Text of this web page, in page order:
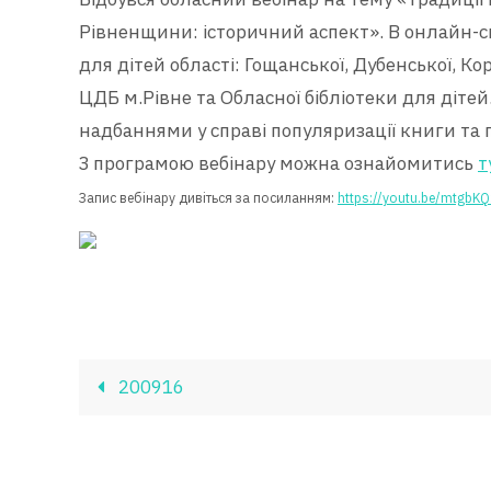
Рівненщини: історичний аспект». В онлайн-
для дітей області: Гощанської, Дубенської,
ЦДБ м.Рівне та Обласної бібліотеки для
надбаннями у справі популяризації книги
З програмою вебінару можна ознайомитись
Запис вебінару дивіться за посиланням: https://youtu.be/
200916